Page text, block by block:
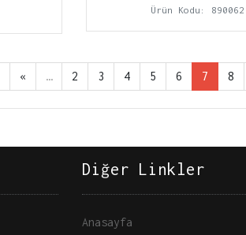
Ürün Kodu: 890062
« … 2 3 4 5 6 7 8
Diğer Linkler
Anasayfa